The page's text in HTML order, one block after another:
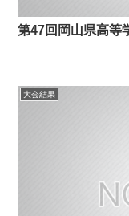
第47回岡山県高等
大会結果